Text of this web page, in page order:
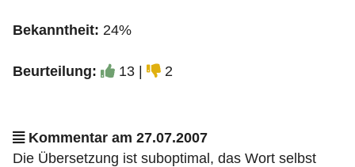
Bekanntheit: 24%
Beurteilung: 13 | 2
Kommentar am 27.07.2007
Die Übersetzung ist suboptimal, das Wort selbst